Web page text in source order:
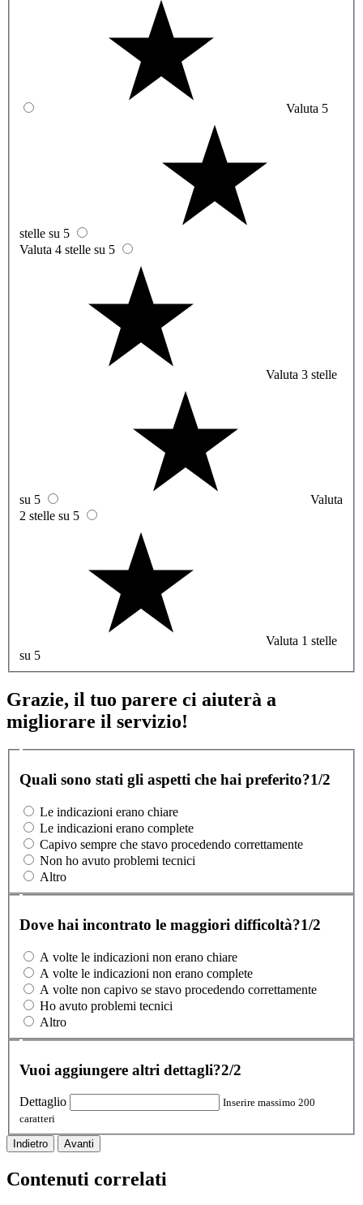
Valuta 5
stelle su 5
Valuta 4 stelle su 5
Valuta 3 stelle
su 5
Valuta
2 stelle su 5
Valuta 1 stelle
su 5
Grazie, il tuo parere ci aiuterà a
migliorare il servizio!
Quali sono stati gli aspetti che hai preferito?1/2
Le indicazioni erano chiare
Le indicazioni erano complete
Capivo sempre che stavo procedendo correttamente
Non ho avuto problemi tecnici
Altro
Dove hai incontrato le maggiori difficoltà?1/2
A volte le indicazioni non erano chiare
A volte le indicazioni non erano complete
A volte non capivo se stavo procedendo correttamente
Ho avuto problemi tecnici
Altro
Vuoi aggiungere altri dettagli?2/2
Dettaglio
Inserire massimo 200
caratteri
Indietro Avanti
Contenuti correlati